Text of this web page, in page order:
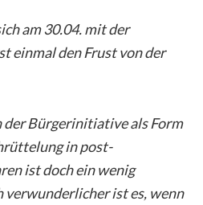
am 30.04. mit der
einmal den Frust von der
der Bürgerinitiative als Form
in post-
ist doch ein wenig
verwunderlicher ist es, wenn